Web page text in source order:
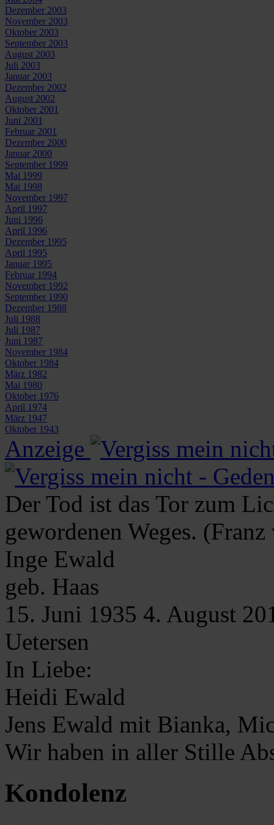
Dezember 2003
November 2003
Oktober 2003
September 2003
August 2003
Juli 2003
Januar 2003
Dezember 2002
August 2002
Oktober 2001
Juni 2001
Februar 2001
Dezember 2000
Januar 2000
September 1999
Mai 1999
Mai 1998
November 1997
April 1997
Juni 1996
April 1996
Dezember 1995
April 1995
Januar 1995
Februar 1994
November 1992
September 1990
Dezember 1988
Juli 1988
Juli 1987
Juni 1987
November 1984
Oktober 1984
März 1982
Mai 1980
Oktober 1976
April 1974
März 1947
Oktober 1943
Anzeige
Der Tod ist das Tor zum
gewordenen Weges.
Inge Ewald
geb. Haas
15. Juni 1935 4. August
Uetersen
In Liebe:
Heidi Ewald
Jens Ewald mit Bianka,
Wir haben in aller Stille
Kondolenz